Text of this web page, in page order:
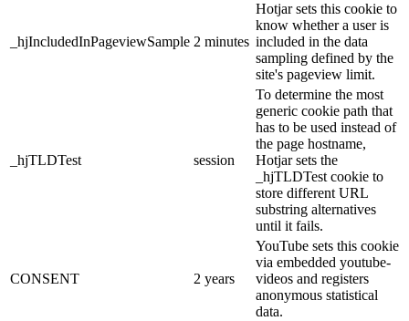
_hjIncludedInPageviewSample 2 minutes
Hotjar sets this cookie to
know whether a user is
included in the data
sampling defined by the
site's pageview limit.
_hjTLDTest session
To determine the most
generic cookie path that
has to be used instead of
the page hostname,
Hotjar sets the
_hjTLDTest cookie to
store different URL
substring alternatives
until it fails.
CONSENT 2 years
YouTube sets this cookie
via embedded youtube-
videos and registers
anonymous statistical
data.